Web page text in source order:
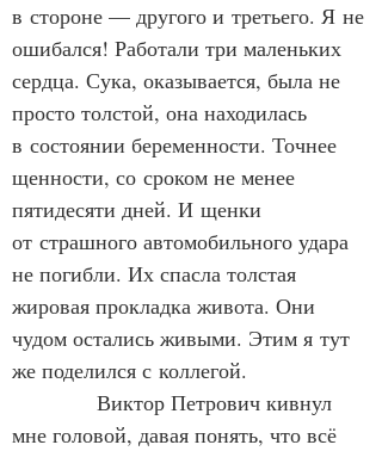
в стороне — другого и третьего. Я не
ошибался! Работали три маленьких
сердца. Сука, оказывается, была не
просто толстой, она находилась
в состоянии беременности. Точнее
щенности, со сроком не менее
пятидесяти дней. И щенки
от страшного автомобильного удара
не погибли. Их спасла толстая
жировая прокладка живота. Они
чудом остались живыми. Этим я тут
же поделился с коллегой.
Виктор Петрович кивнул
мне головой, давая понять, что всё